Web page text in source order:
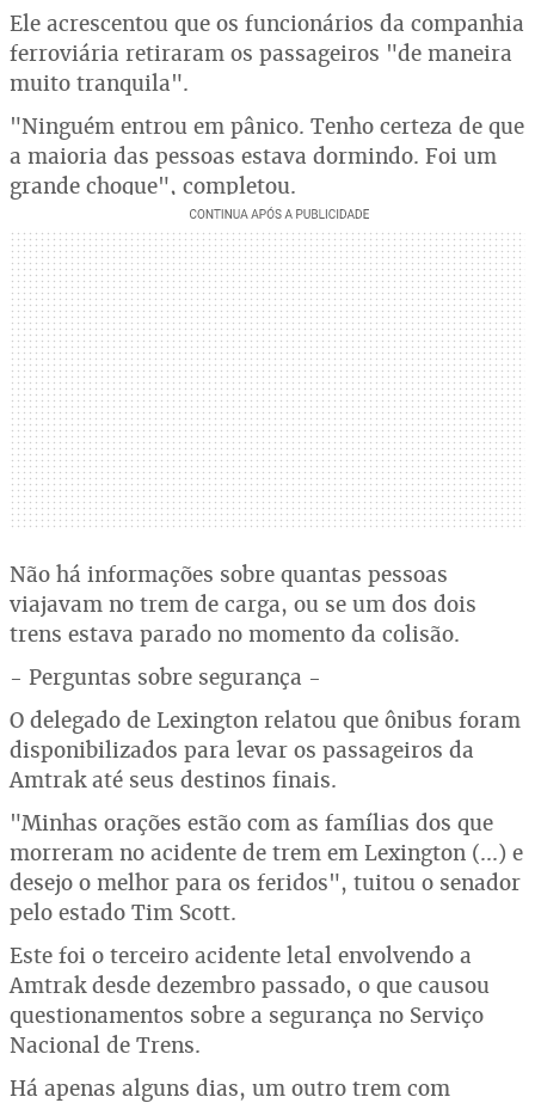
Ele acrescentou que os funcionários da companhia
ferroviária retiraram os passageiros "de maneira
muito tranquila".
"Ninguém entrou em pânico. Tenho certeza de que
a maioria das pessoas estava dormindo. Foi um
grande choque", completou.
Não há informações sobre quantas pessoas
viajavam no trem de carga, ou se um dos dois
trens estava parado no momento da colisão.
- Perguntas sobre segurança -
O delegado de Lexington relatou que ônibus foram
disponibilizados para levar os passageiros da
Amtrak até seus destinos finais.
"Minhas orações estão com as famílias dos que
morreram no acidente de trem em Lexington (...) e
desejo o melhor para os feridos", tuitou o senador
pelo estado Tim Scott.
Este foi o terceiro acidente letal envolvendo a
Amtrak desde dezembro passado, o que causou
questionamentos sobre a segurança no Serviço
Nacional de Trens.
Há apenas alguns dias, um outro trem com